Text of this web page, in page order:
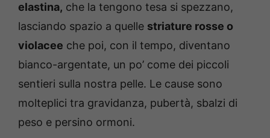
elastina, che la tengono tesa si spezzano,
lasciando spazio a quelle striature rosse o
violacee che poi, con il tempo, diventano
bianco-argentate, un po’ come dei piccoli
sentieri sulla nostra pelle. Le cause sono
molteplici tra gravidanza, pubertà, sbalzi di
peso e persino ormoni.